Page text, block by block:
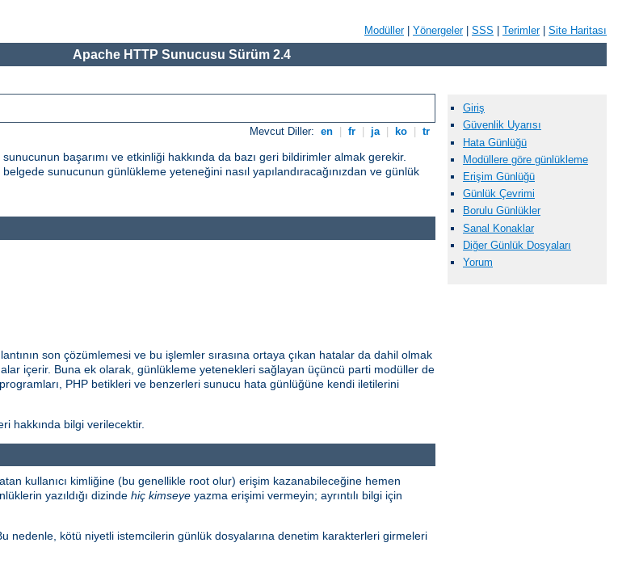
Modüller| Yönergeler| SSS Terimler| Site Haritası
Apache HTTP Sunucusu Sürüm 2.4
Mevcut Diller: en fr ja ko tr
başarımı ve etkinliği hakkında da bazı geri bildirimler almak gerekir.
sunucunun günlükleme yeteneğini nasıl yapılandıracağınızdan ve günlük
Giriş
Güvenlik Uyarısı
Hata Günlüğü
Modüllere göre günlükleme
Erişim Günlüğü
Günlük Çevrimi
Borulu Günlükler
Sanal Konaklar
Diğer Günlük Dosyaları
Yorum
son çözümlemesi ve bu işlemler sırasına ortaya çıkan hatalar da dahil olmak
içerir. Buna ek olarak, günlükleme yetenekleri sağlayan üçüncü parti modüller de
PHP betikleri ve benzerleri sunucu hata günlüğüne kendi iletilerini
hakkında bilgi verilecektir.
kullanıcı kimliğine (bu genellikle root olur) erişim kazanabileceğine hemen
yazıldığı dizinde hiç kimseye yazma erişimi vermeyin; ayrıntılı bilgi için
nedenle, kötü niyetli istemcilerin günlük dosyalarına denetim karakterleri girmeleri